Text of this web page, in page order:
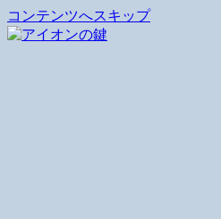
コンテンツへスキップ